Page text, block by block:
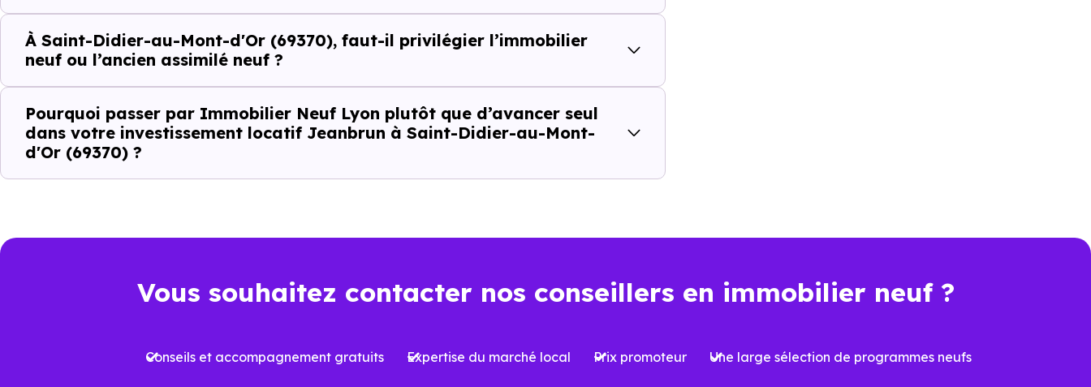
La tension locative
Le type de logements le plus recherché
Ledispositif Jeanbrunrenforce l’intérêt de cette approche parce qu’
il ne repose pas sur un zonage géographique
Ce que le dispositif Jeanbrun apporte à un investisseur
Ledispositif Jeanbruna été conçu pour redonner un cadre plus durable à l’investissement locatif.
À Saint-Didier-au-Mont-d'Or (69370), faut-il privilégier l’immobilier
neuf ou l’ancien assimilé neuf ?
Pourquoi passer par Immobilier Neuf Lyon plutôt que d’avancer seul
dans votre investissement locatif Jeanbrun à Saint-Didier-au-Mont-
d'Or (69370) ?
Vous souhaitez contacter nos conseillers en immobilier neuf ?
Conseils et accompagnement gratuits Expertise du marché local Prix promoteur Une large sélection de programmes neufs